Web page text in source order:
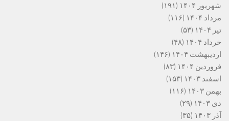
شهریور ۱۴۰۴
(۱۹۱)
مرداد ۱۴۰۴
(۱۱۶)
تیر ۱۴۰۴
(۵۳)
خرداد ۱۴۰۴
(۴۸)
اردیبهشت ۱۴۰۴
(۱۴۶)
فروردین ۱۴۰۴
(۸۳)
اسفند ۱۴۰۳
(۱۵۳)
بهمن ۱۴۰۳
(۱۱۶)
دی ۱۴۰۳
(۲۹)
آذر ۱۴۰۳
(۳۵)